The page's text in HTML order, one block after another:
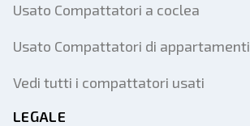
Usato Compattatori a coclea
Usato Compattatori di appartamenti
Vedi tutti i compattatori usati
LEGALE